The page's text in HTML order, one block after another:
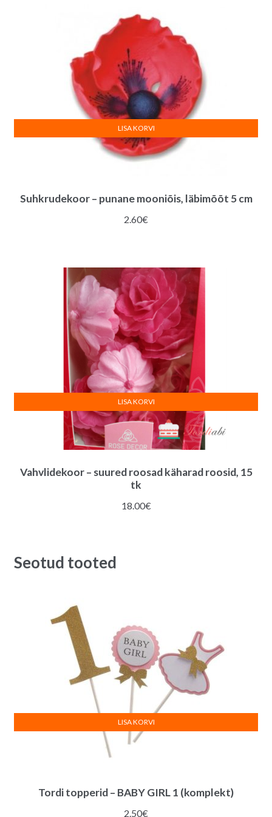
Suhkrudekoor – punane mooniõis, läbimõõt 5 cm
2.60€
LISA KORVI
Vahvlidekoor – suured roosad käharad roosid, 15
tk
18.00€
LISA KORVI
Seotud tooted
Tordi topperid – BABY GIRL 1 (komplekt)
2.50€
LISA KORVI